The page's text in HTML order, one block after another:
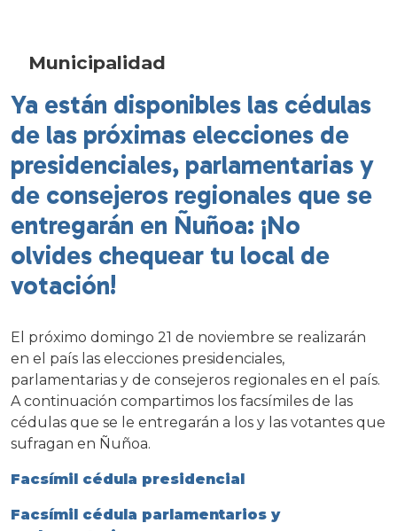
Municipalidad
Ya están disponibles las cédulas
de las próximas elecciones de
presidenciales, parlamentarias y
de consejeros regionales que se
entregarán en Ñuñoa: ¡No
olvides chequear tu local de
votación!
El próximo domingo 21 de noviembre se realizarán
en el país las elecciones presidenciales,
parlamentarias y de consejeros regionales en el país.
A continuación compartimos los facsímiles de las
cédulas que se le entregarán a los y las votantes que
sufragan en Ñuñoa.
Facsímil cédula presidencial
Facsímil cédula parlamentarios y